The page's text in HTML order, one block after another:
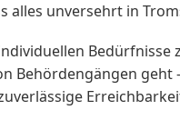
alles unversehrt in
Behördengängen